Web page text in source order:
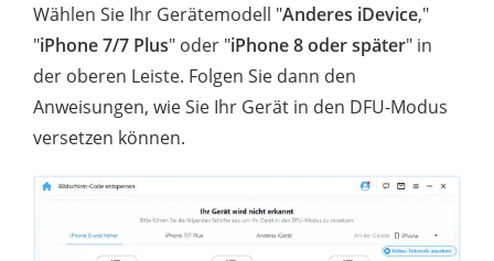
Wählen Sie Ihr Gerätemodell "Anderes iDevice,"
"iPhone 7/7 Plus" oder "iPhone 8 oder später" in
der oberen Leiste. Folgen Sie dann den
Anweisungen, wie Sie Ihr Gerät in den DFU-Modus
versetzen können.